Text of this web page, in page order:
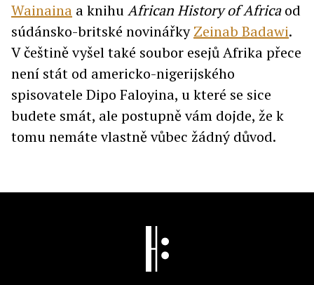
Wainaina a knihuAfrican History of Africaod
súdánsko-britské novinářkyZeinab Badawi.
V češtině vyšel také soubor esejů Afrika přece
není stát od americko-nigerijského
spisovatele Dipo Faloyina, u které se sice
budete smát, ale postupně vám dojde, že k
tomu nemáte vlastně vůbec žádný důvod.